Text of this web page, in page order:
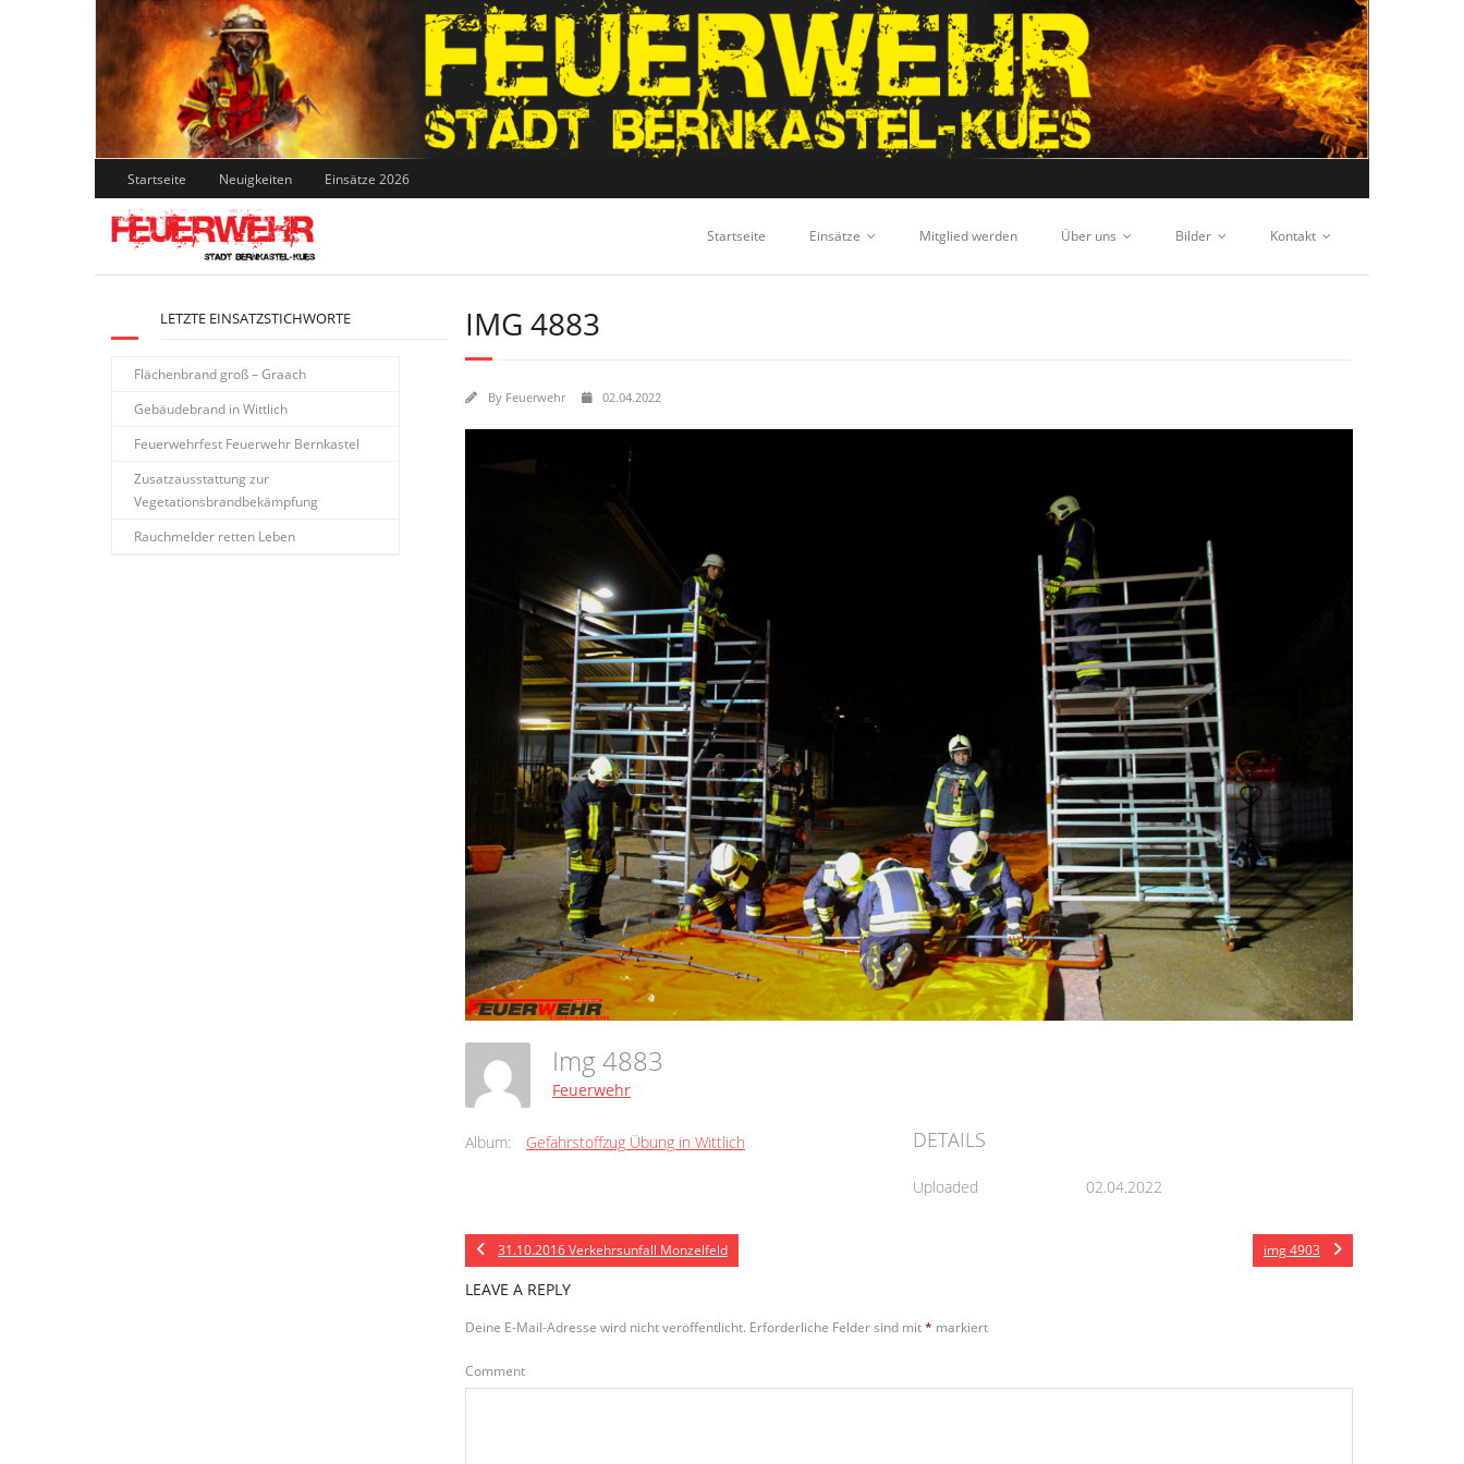
Skip
to
content
Startseite Neuigkeiten Einsätze 2026
Startseite Einsätze Mitglied werden Über uns Bilder Kontakt
IMG 4883
By Feuerwehr 02.04.2022
Img 4883
Feuerwehr
Album: Gefahrstoffzug Übung in Wittlich DETAILS
Uploaded 02.04.2022
31.10.2016 Verkehrsunfall Monzelfeld img 4903
LEAVE A REPLY
Deine E-Mail-Adresse wird nicht veröffentlicht. Erforderliche Felder sind mit* markiert
Comment
LETZTE EINSATZSTICHWORTE
Flächenbrand groß – Graach
Gebäudebrand in Wittlich
Feuerwehrfest Feuerwehr Bernkastel
Zusatzausstattung zur
Vegetationsbrandbekämpfung
Rauchmelder retten Leben